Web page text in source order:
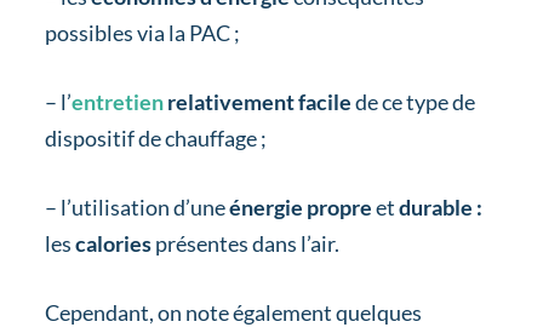
possibles via la PAC ;
– l’entretienrelativement facilede ce type de
dispositif de chauffage ;
– l’utilisation d’uneénergie propreetdurable :
lescaloriesprésentes dans l’air.
Cependant, on note également quelques